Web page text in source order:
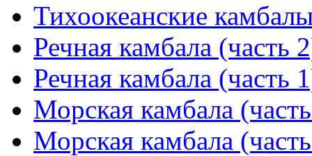
Тихоокеанские
Речная камбала (часть
Речная камбала (часть
Морская камбала
Морская камбала